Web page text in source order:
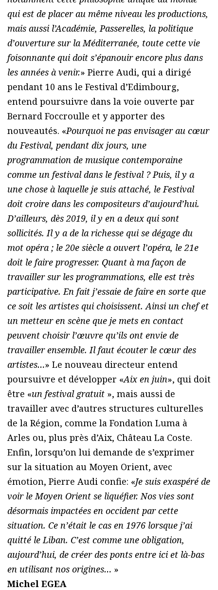
qui est de placer au même niveau les productions,
mais aussi l’Académie, Passerelles, la politique
d’ouverture sur la Méditerranée, toute cette vie
foisonnante qui doit s’épanouir encore plus dans
les années à venir.» Pierre Audi, qui a dirigé
pendant 10 ans le Festival d’Edimbourg,
entend poursuivre dans la voie ouverte par
Bernard Foccroulle et y apporter des
nouveautés. «Pourquoi ne pas envisager au cœur
du Festival, pendant dix jours, une
programmation de musique contemporaine
comme un festival dans le festival ? Puis, il y a
une chose à laquelle je suis attaché, le Festival
doit croire dans les compositeurs d’aujourd’hui.
D’ailleurs, dès 2019, il y en a deux qui sont
sollicités. Il y a de la richesse qui se dégage du
mot opéra ; le 20e siècle a ouvert l’opéra, le 21e
doit le faire progresser. Quant à ma façon de
travailler sur les programmations, elle est très
participative. En fait j’essaie de faire en sorte que
ce soit les artistes qui choisissent. Ainsi un chef et
un metteur en scène que je mets en contact
peuvent choisir l’œuvre qu’ils ont envie de
travailler ensemble. Il faut écouter le cœur des
artistes…» Le nouveau directeur entend
poursuivre et développer «Aix en juin», qui doit
être «un festival gratuit », mais aussi de
travailler avec d’autres structures culturelles
de la Région, comme la Fondation Luma à
Arles ou, plus près d’Aix, Château La Coste.
Enfin, lorsqu’on lui demande de s’exprimer
sur la situation au Moyen Orient, avec
émotion, Pierre Audi confie: «Je suis exaspéré de
voir le Moyen Orient se liquéfier. Nos vies sont
désormais impactées en occident par cette
situation. Ce n’était le cas en 1976 lorsque j’ai
quitté le Liban. C’est comme une obligation,
aujourd’hui, de créer des ponts entre ici et là-bas
en utilisant nos origines… »
Michel EGEA